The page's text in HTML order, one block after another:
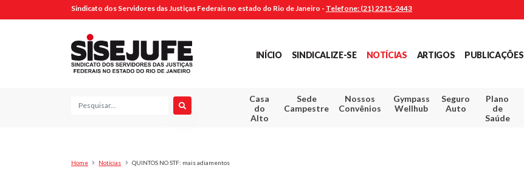
Sindicato dos Servidores das Justiças Federais no estado do Rio de Janeiro - Telefone: (21) 2215-2443
INÍCIO SINDICALIZE-SE NOTÍCIAS ARTIGOS PUBLICAÇÕES
Pesquisa
Casa
do
Alto
Sede
Campestre
Nossos
Convênios
Gympass
Wellhub
Seguro
Auto
Plano
de
Saúde
Home Notícias QUINTOS NO STF: mais adiamentos